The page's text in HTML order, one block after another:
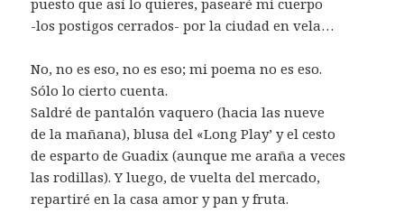
-los postigos cerrados- por la ciudad en vela…
No, no es eso, no es eso; mi poema no es eso.
Sólo lo cierto cuenta.
Saldré de pantalón vaquero (hacia las nueve
de la mañana), blusa del «Long Play’ y el cesto
de esparto de Guadix (aunque me araña a veces
las rodillas). Y luego, de vuelta del mercado,
repartiré en la casa amor y pan y fruta.